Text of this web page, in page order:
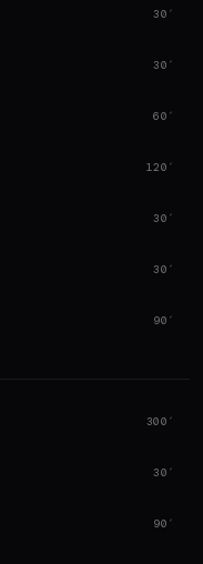
30′
30′
60′
120′
30′
30′
90′
300′
30′
90′